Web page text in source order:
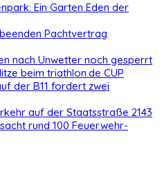
Ein Garten Eden der
Pachtvertrag
nach Unwetter noch gesperrt
beim triathlon.de CUP
der B11 fordert zwei
auf der Staatsstraße 2143
rund 100 Feuerwehr-